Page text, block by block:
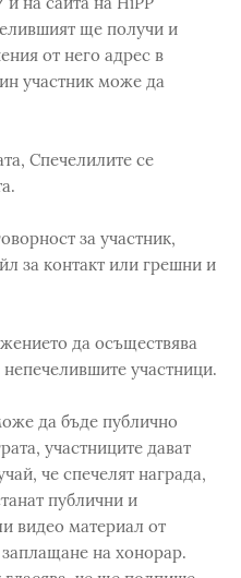
ще получи и
от него адрес в
участник може да
Спечелилите се
за участник,
за контакт или грешни и
да осъществява
участници.
да бъде публично
участниците дават
че спечелят награда,
публични и
видео материал от
на хонорар.